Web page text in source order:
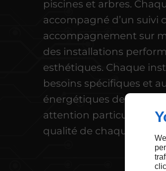
piscines et arbres.
accompagné d’un suivi
accompagnement sur
des installations
esthétiques. Chaque
besoins spécifiques et
énergétiques de chaque
attention particulière
qualité de chaque